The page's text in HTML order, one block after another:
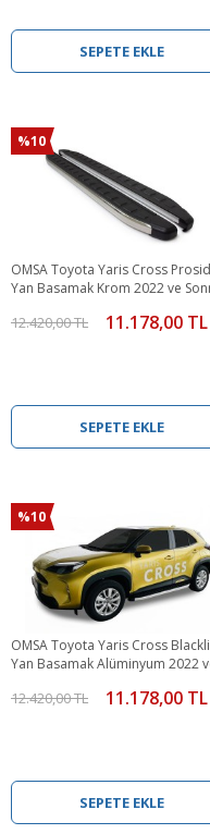
SEPETE EKLE
%10
OMSA Toyota Yaris Cross
Yan Basamak Krom 2022 ve
12.420,00 TL 11.178,00 TL
SEPETE EKLE
%10
OMSA Toyota Yaris Cross
Yan Basamak Alüminyum 2022
12.420,00 TL 11.178,00 TL
SEPETE EKLE